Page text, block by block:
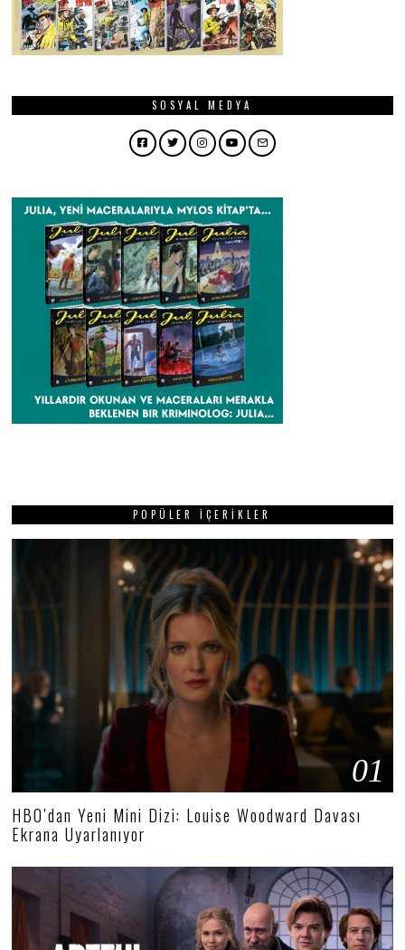
SOSYAL MEDYA
Facebook
TwitterInstagram
YouTubeEmail
POPÜLER İÇERIKLER
01
HBO’dan Yeni Mini Dizi: Louise Woodward Davası
Ekrana Uyarlanıyor